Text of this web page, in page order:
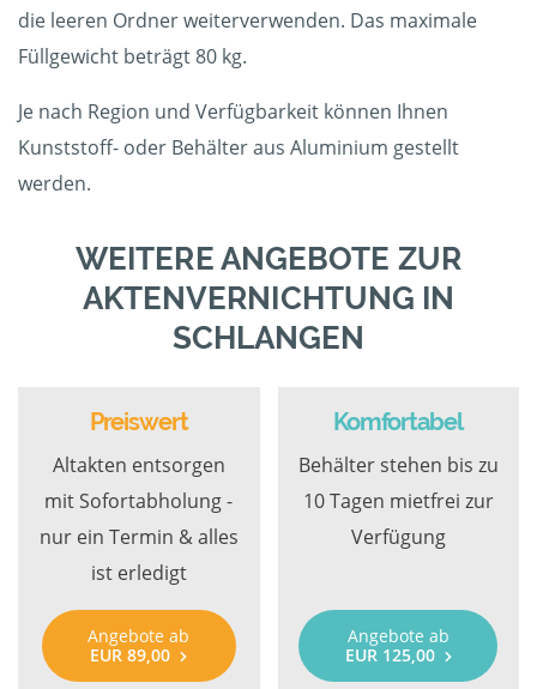
die leeren Ordner weiterverwenden. Das maximale
Füllgewicht beträgt 80 kg.
Je nach Region und Verfügbarkeit können Ihnen
Kunststoff- oder Behälter aus Aluminium gestellt
werden.
WEITERE ANGEBOTE ZUR
AKTENVERNICHTUNG IN
SCHLANGEN
Preiswert
Altakten entsorgen
mit Sofortabholung -
nur ein Termin & alles
ist erledigt
Angebote ab
EUR 89,00
Komfortabel
Behälter stehen bis zu
10 Tagen mietfrei zur
Verfügung
Angebote ab
EUR 125,00